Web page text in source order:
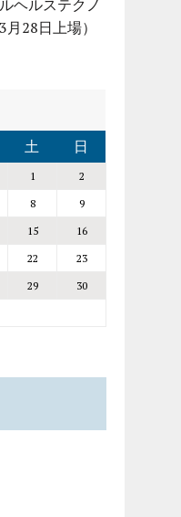
ヘルステクノ
28日上場）
土 日
1
2
8
9
15
16
22
23
29
30